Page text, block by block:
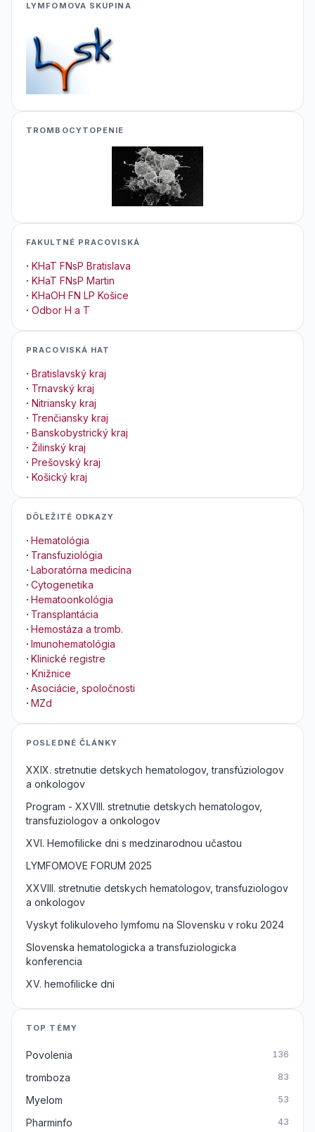
LYMFOMOVA SKUPINA
TROMBOCYTOPENIE
FAKULTNÉ PRACOVISKÁ
· KHaT FNsP Bratislava
· KHaT FNsP Martin
· KHaOH FN LP Košice
· Odbor H a T
PRACOVISKÁ HAT
· Bratislavský kraj
· Trnavský kraj
· Nitriansky kraj
· Trenčiansky kraj
· Banskobystrický kraj
· Žilinský kraj
· Prešovský kraj
· Košický kraj
DÔLEŽITÉ ODKAZY
· Hematológia
· Transfuziológia
· Laboratórna medicína
· Cytogenetika
· Hematoonkológia
· Transplantácia
· Hemostáza a tromb.
· Imunohematológia
· Klinické registre
· Knižnice
· Asociácie, spoločnosti
· MZd
POSLEDNÉ ČLÁNKY
XXIX. stretnutie detskych hematologov, transfúziologov
a onkologov
Program - XXVIII. stretnutie detskych hematologov,
transfuziologov a onkologov
XVI. Hemofilicke dni s medzinarodnou učastou
LYMFOMOVE FORUM 2025
XXVIII. stretnutie detskych hematologov, transfuziologov
a onkologov
Vyskyt folikuloveho lymfomu na Slovensku v roku 2024
Slovenska hematologicka a transfuziologicka
konferencia
XV. hemofilicke dni
TOP TÉMY
Povolenia 136
tromboza 83
Myelom 53
Pharminfo 43